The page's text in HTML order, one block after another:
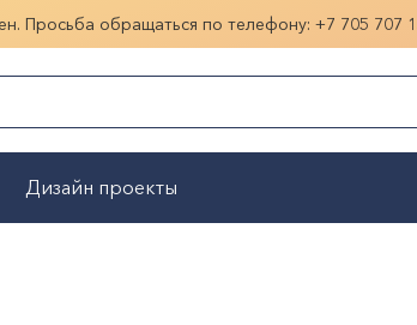
Просьба обращаться по телефону: +7 705 707
Показать больше
Дизайн проекты